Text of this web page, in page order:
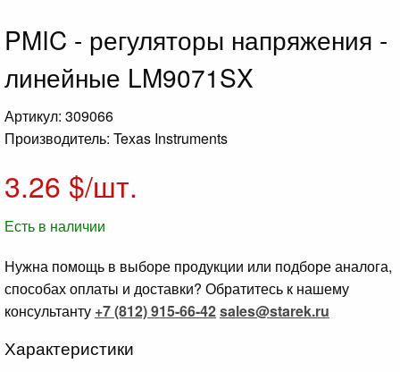
PMIC - регуляторы напряжения -
линейные LM9071SX
Артикул: 309066
Производитель: Texas Instruments
3.26 $/шт.
Есть в наличии
Нужна помощь в выборе продукции или подборе аналога,
способах оплаты и доставки? Обратитесь к нашему
консультанту +7 (812) 915-66-42sales@starek.ru
Характеристики